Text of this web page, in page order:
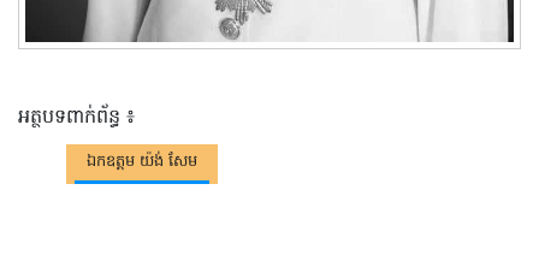
អត្ថបទពាក់ព័ន្ធ ៖
ឯកឧត្តម យ៉ង់ សែម